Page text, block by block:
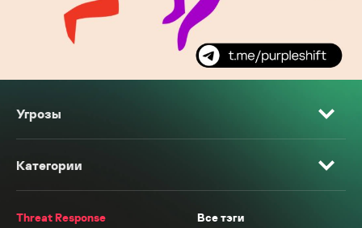
Угрозы
Категории
Threat Response Все тэги